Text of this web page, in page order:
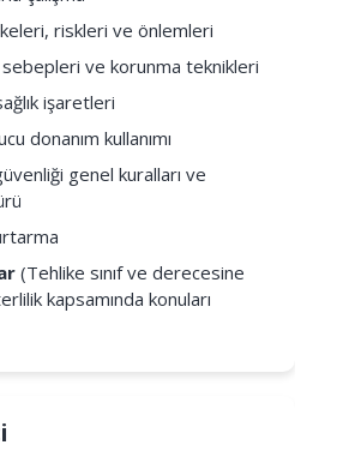
riskleri ve önlemleri
sebepleri ve korunma teknikleri
işaretleri
donanım kullanımı
genel kuralları ve
(Tehlike sınıf ve derecesine
kapsamında konuları